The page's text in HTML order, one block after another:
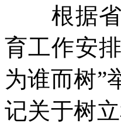
根据省
育工作安
为谁而树”
记关于树